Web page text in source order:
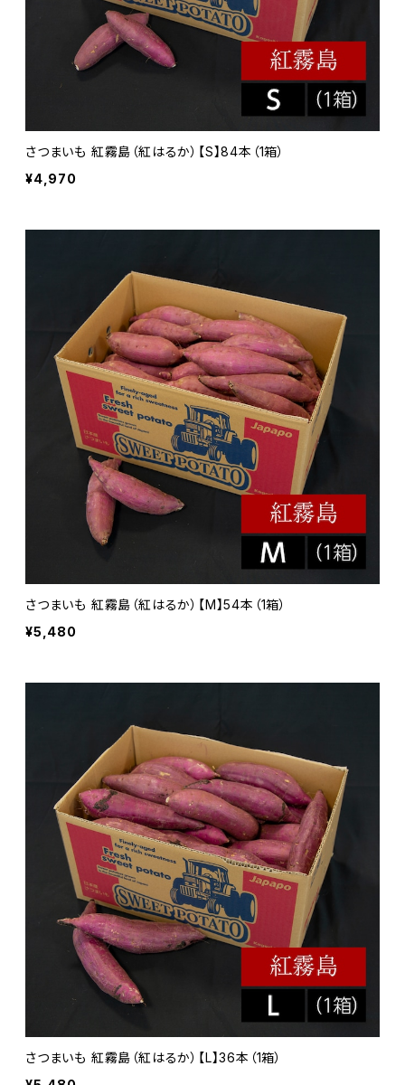
さつまいも 紅霧島（紅はるか）【S】84本（1箱）
¥4,970
さつまいも 紅霧島（紅はるか）【M】54本（1箱）
¥5,480
さつまいも 紅霧島（紅はるか）【L】36本（1箱）